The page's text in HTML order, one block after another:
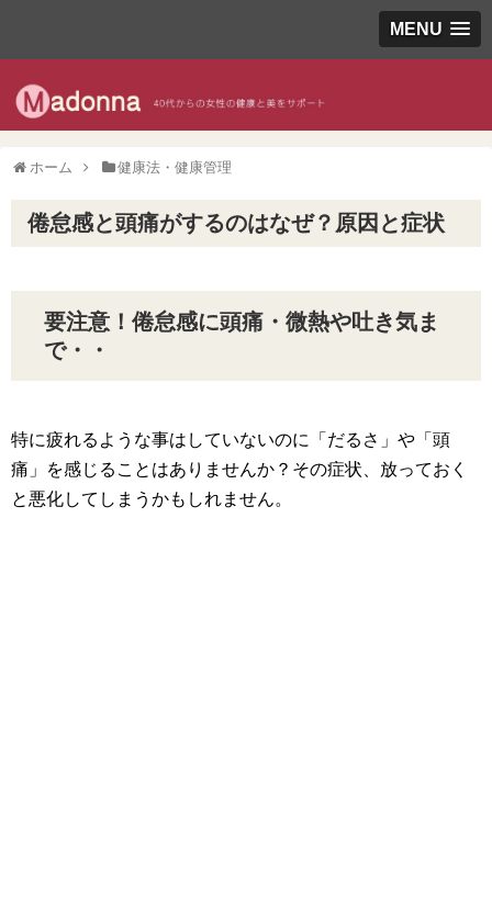
MENU
ホーム 健康法・健康管理
倦怠感と頭痛がするのはなぜ？原因と症状
要注意！倦怠感に頭痛・微熱や吐き気ま
で・・
特に疲れるような事はしていないのに「だるさ」や「頭
痛」を感じることはありませんか？その症状、放っておく
と悪化してしまうかもしれません。